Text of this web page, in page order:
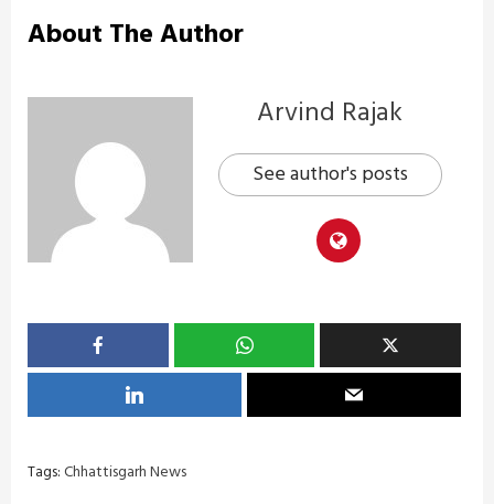
About The Author
Arvind Rajak
See author's posts
Tags:Chhattisgarh News